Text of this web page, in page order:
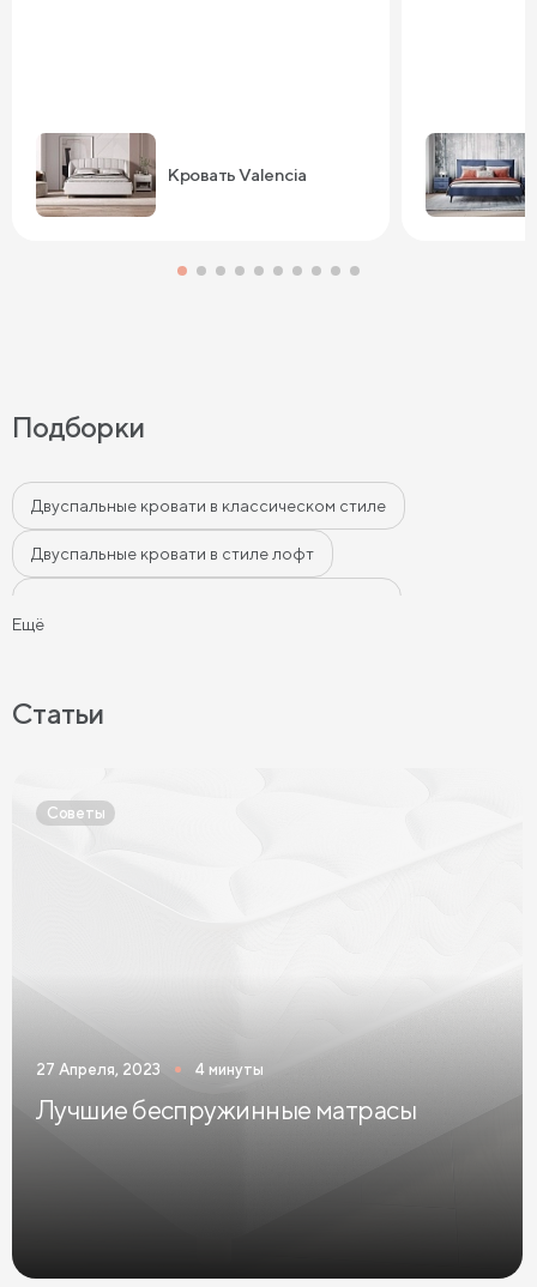
Кровать Valencia
Подборки
Двуспальные кровати в классическом стиле
Двуспальные кровати в стиле лофт
Двуспальные кровати оранжевого цвета
Двуспальные кровати розового цвета
Ещё
Статьи
Советы
27 Апреля, 2023 4 минуты
Лучшие беспружинные матрасы